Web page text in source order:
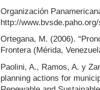
Organización
http://
Ortegana, M. (2006).
Frontera (Mérida,
Paolini, A., Ramos, A. y
planning actions for